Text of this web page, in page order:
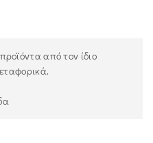
από τον ίδιο